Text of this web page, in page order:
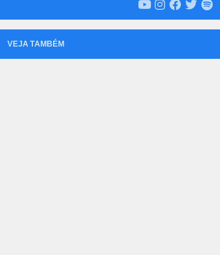
VEJA TAMBÉM